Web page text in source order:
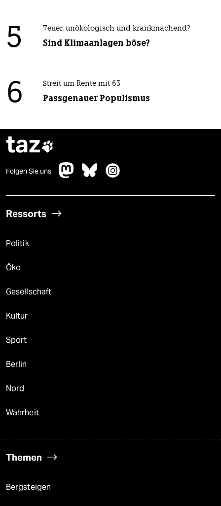
5 Teuer, unökologisch und krankmachend?
Sind Klimaanlagen böse?
6 Streit um Rente mit 63
Passgenauer Populismus
taz
Folgen Sie uns
Ressorts
Politik
Öko
Gesellschaft
Kultur
Sport
Berlin
Nord
Wahrheit
Themen
Bergsteigen